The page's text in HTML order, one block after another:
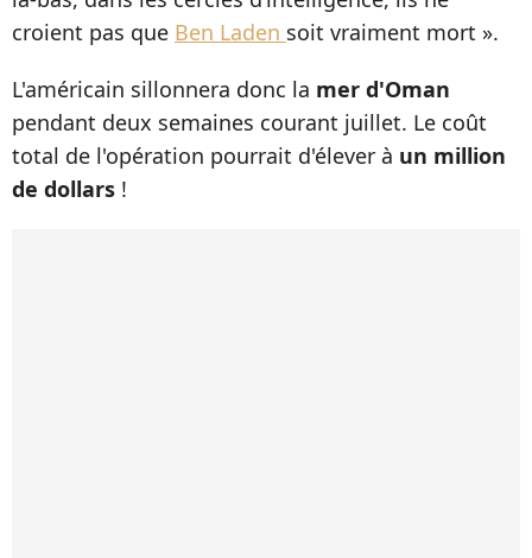
croient pas que Ben Laden soit vraiment mort ».
L'américain sillonnera donc la mer d'Oman
pendant deux semaines courant juillet. Le coût
total de l'opération pourrait d'élever à un million
de dollars !